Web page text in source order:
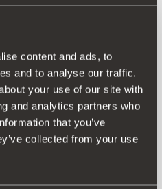
content and ads, to
and to analyse our traffic.
your use of our site with
and analytics partners who
that you’ve
collected from your use
панелі, 300 мл
300 мл
комах, 300 мл
застосовувати до оббивки